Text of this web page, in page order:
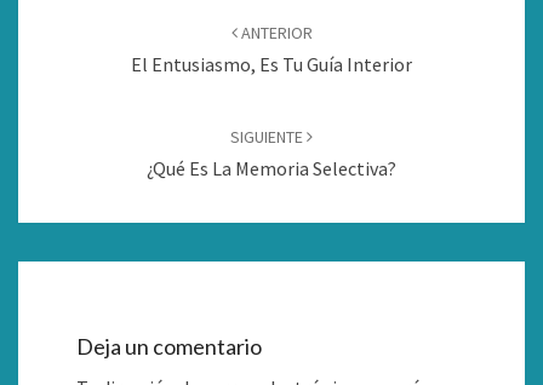
ANTERIOR
El Entusiasmo, Es Tu Guía Interior
SIGUIENTE
¿Qué Es La Memoria Selectiva?
Deja un comentario